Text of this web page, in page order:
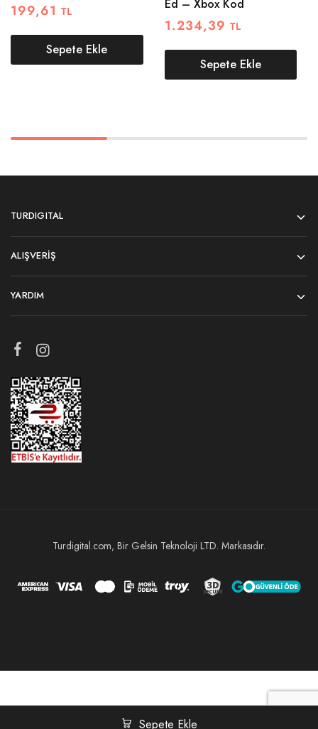
199,61 TL
Sepete Ekle
Ed – Xbox Kod
1.234,39 TL
Sepete Ekle
TURDIGITAL
ALIŞVERIŞ
YARDIM
Turdigital.com, Bir Gelsin Teknoloji LTD. Markasıdır.
Sepete Ekle